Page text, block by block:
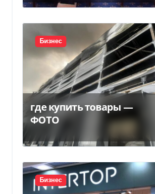
Бизнес
где купить товары —
ФОТО
Бизнес